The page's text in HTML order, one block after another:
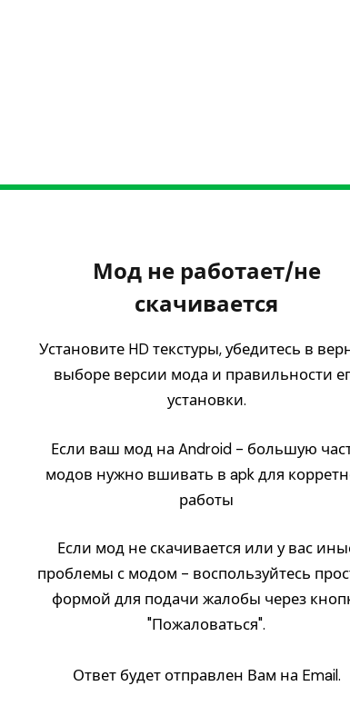
Мод не работает/не
скачивается
Установите HD текстуры, убедитесь в
выборе версии мода и правильности
установки.
Если ваш мод на Android - большую
модов нужно вшивать в apk для
работы
Если мод не скачивается или у вас
проблемы с модом - воспользуйтесь
формой для подачи жалобы через
"Пожаловаться".
Ответ будет отправлен Вам на Email.